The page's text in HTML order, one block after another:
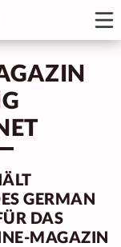
GERMAN
DAS
MAGAZIN